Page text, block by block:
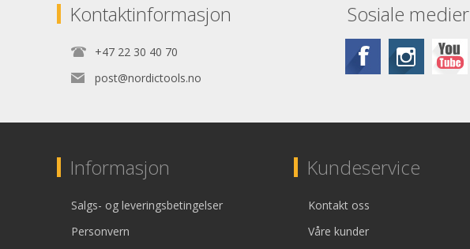
Kontaktinformasjon
+47 22 30 40 70
post@nordictools.no
Sosiale medier
Informasjon
Salgs- og leveringsbetingelser
Personvern
Kundeservice
Kontakt oss
Våre kunder